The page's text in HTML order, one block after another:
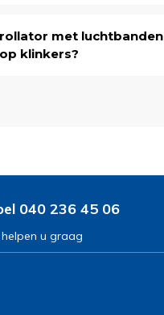
rollator met luchtbanden
klinkers?
040 236 45 06
u graag